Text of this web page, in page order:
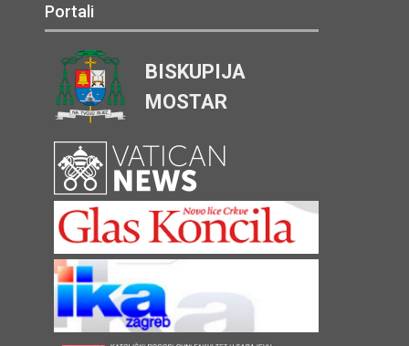
Portali
BISKUPIJA
MOSTAR